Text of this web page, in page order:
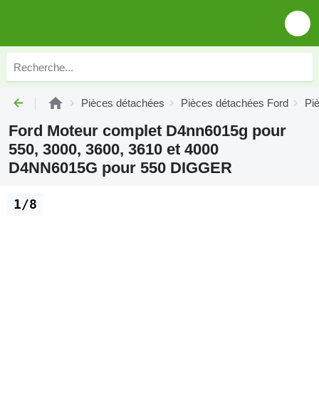
Pièces détachées Pièces détachées Ford
Ford Moteur complet D4nn6015g pour
550, 3000, 3600, 3610 et 4000
D4NN6015G pour 550 DIGGER
1/8